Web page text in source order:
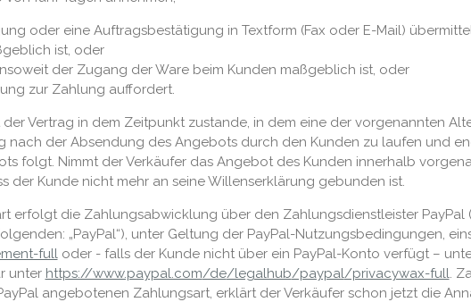
oder eine Auftragsbestätigung in Textform (Fax oder E-Mail)
ist, oder
der Zugang der Ware beim Kunden maßgeblich ist, oder
zur Zahlung auffordert.
Vertrag in dem Zeitpunkt zustande, in dem eine der vorgenannten
nach der Absendung des Angebots durch den Kunden zu laufen und
folgt. Nimmt der Verkäufer das Angebot des Kunden innerhalb
Kunde nicht mehr an seine Willenserklärung gebunden ist.
erfolgt die Zahlungsabwicklung über den Zahlungsdienstleister PayPal
„PayPal“), unter Geltung der PayPal-Nutzungsbedingungen,
fulloder - falls der Kunde nicht über ein PayPal-Konto verfügt –
unter https://www.paypal.com/de/legalhub/paypal/privacywax-full.
angebotenen Zahlungsart, erklärt der Verkäufer schon jetzt die